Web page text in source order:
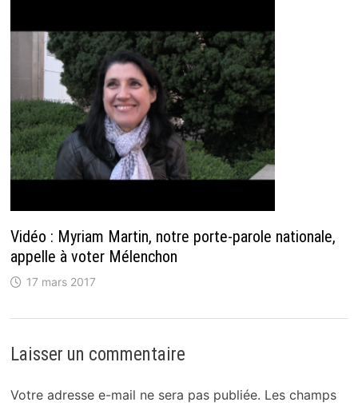
Vidéo : Myriam Martin, notre porte-parole nationale,
appelle à voter Mélenchon
17 mars 2017
Laisser un commentaire
Votre adresse e-mail ne sera pas publiée. Les champs